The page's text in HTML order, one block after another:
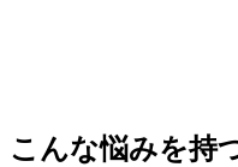
こんな悩みを持